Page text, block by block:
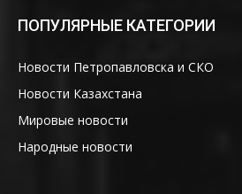
ПОПУЛЯРНЫЕ КАТЕГОРИИ
Новости Петропавловска и СКО
Новости Казахстана
Мировые новости
Народные новости